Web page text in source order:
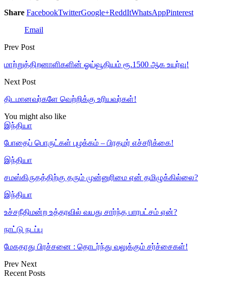
Share FacebookTwitterGoogle+ReddItWhatsAppPinterest
Email
Prev Post
மாற்றுத்திறனாளிகளின் ஓய்வூதியம் ரூ.1500 ஆக உயர்வு!
Next Post
திடமானவர்களே வெற்றிக்கு உரியவர்கள்!
You might also like
இந்தியா
போதைப் பொருட்கள் புழக்கம் – பிரதமர் எச்சரிக்கை!
இந்தியா
சமஸ்கிருதத்திற்கு தரும் முன்னுரிமை ஏன் தமிழுக்கில்லை?
இந்தியா
உச்சநீதிமன்ற உத்தரவில் வயது சார்ந்த பாரபட்சம் ஏன்?
நாட்டு நடப்பு
மேகதாது பிரச்சனை : தொடர்ந்து வலுக்கும் சர்ச்சைகள்!
Prev Next
Recent Posts